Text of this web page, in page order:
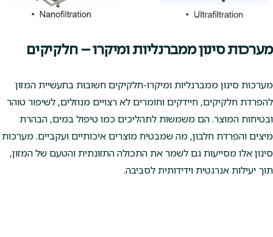
מערכות סינון ממברנליות ומיקרו – חלקיקים
מערכות סינון ממברנליות ומיקרו-חלקיקים חשובות בתעשיית המזון
להפרדת חלקיקים, חיידקים וחומרים לא רצויים מנוזלים, לשיפור טוהר
ובטיחות המוצר. הם משמשות לתהליכים כמו טיפול במים, הבהרת
מיצים והפרדת חלבון, מה שמבטיח מוצרים איכותיים ועקביים. מערכות
סינון אלו מסייעות גם לשמר את התכולה התזונתית והטעם של המזון,
תוך יעילות אנרגטית וידידותית לסביבה.